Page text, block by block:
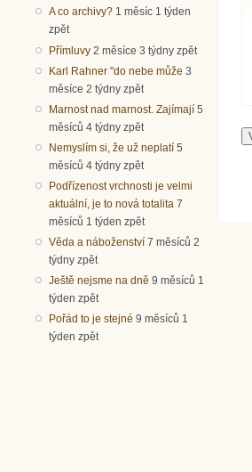
A co archivy? 1 měsíc 1 týden
zpět
Přímluvy 2 měsíce 3 týdny zpět
Karl Rahner "do nebe může 3
měsíce 2 týdny zpět
Marnost nad marnost. Zajímají 5
měsíců 4 týdny zpět
Nemyslím si, že už neplatí 5
měsíců 4 týdny zpět
Podřízenost vrchnosti je velmi
aktuální, je to nová totalita 7
měsíců 1 týden zpět
Věda a náboženství 7 měsíců 2
týdny zpět
Ještě nejsme na dně 9 měsíců 1
týden zpět
Pořád to je stejné 9 měsíců 1
týden zpět